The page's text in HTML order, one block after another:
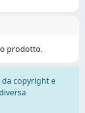
prodotto.
copyright e